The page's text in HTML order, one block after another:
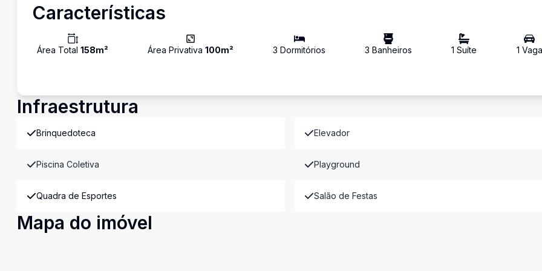
Características
Área Total 158m² Área Privativa100m² 3 Dormitórios 3 Banheiros 1 Suíte 1 Vaga
Infraestrutura
Brinquedoteca Elevador
Piscina Coletiva Playground
Quadra de Esportes Salão de Festas
Mapa do imóvel